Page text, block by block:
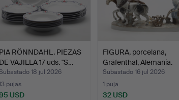
RÖNNDAHL. PIEZAS
VAJILLA 17 uds. "S…
18 jul 2026
pujas
USD
FIGURA, porcelana,
Gräfenthal, Alemania.
Subastado 16 jul 2026
1 puja
32 USD